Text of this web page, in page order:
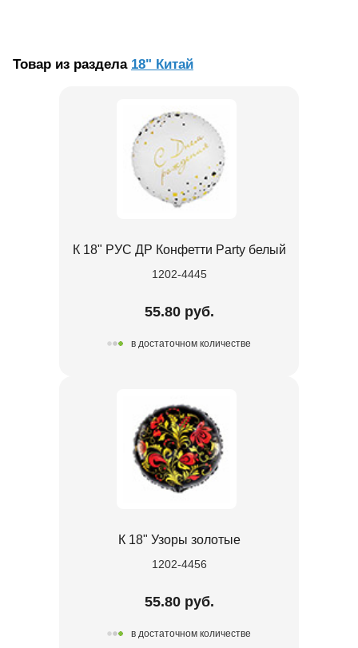
Товар из раздела 18" Китай
К 18" РУС ДР Конфетти Party белый
1202-4445
55.80 руб.
в достаточном количестве
К 18" Узоры золотые
1202-4456
55.80 руб.
в достаточном количестве